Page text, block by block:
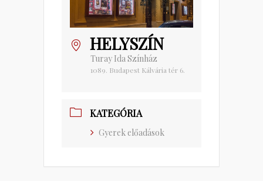
HELYSZÍN
Turay Ida Színház
1089. Budapest Kálvária tér 6.
KATEGÓRIA
Gyerek előadások